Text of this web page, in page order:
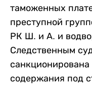
таможенных
преступной
РК Ш. и А. и
Следственным
содержания под